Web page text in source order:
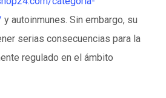
y autoinmunes. Sin embargo, su
serias consecuencias para la
regulado en el ámbito